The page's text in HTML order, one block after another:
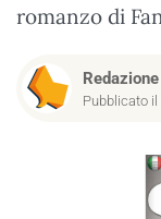
romanzo di
Redazione
Pubblicato